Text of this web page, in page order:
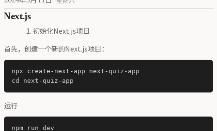
Next.js
初始化Next.js项目
首先，创建一个新的Next.js项目：
npx create-next-app next-quiz-app
运行